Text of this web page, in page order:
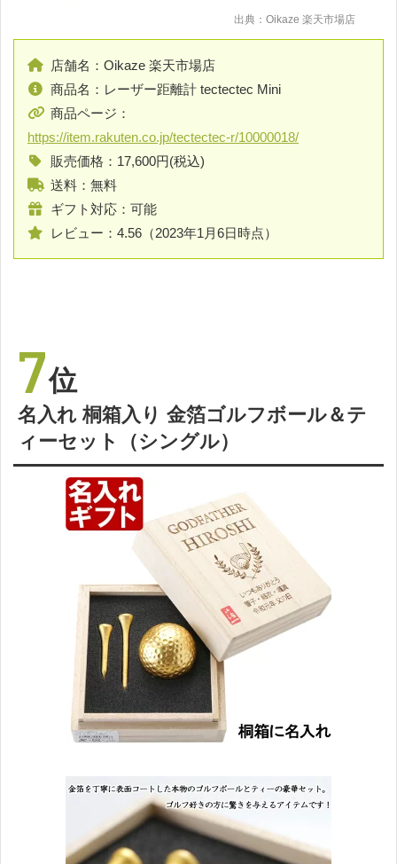
出典：Oikaze 楽天市場店
店舗名：Oikaze 楽天市場店
商品名：レーザー距離計 tectectec Mini
商品ページ：
https://item.rakuten.co.jp/tectectec-r/10000018/
販売価格：17,600円(税込)
送料：無料
ギフト対応：可能
レビュー：4.56（2023年1月6日時点）
7位
名入れ 桐箱入り 金箔ゴルフボール＆テ
ィーセット（シングル）